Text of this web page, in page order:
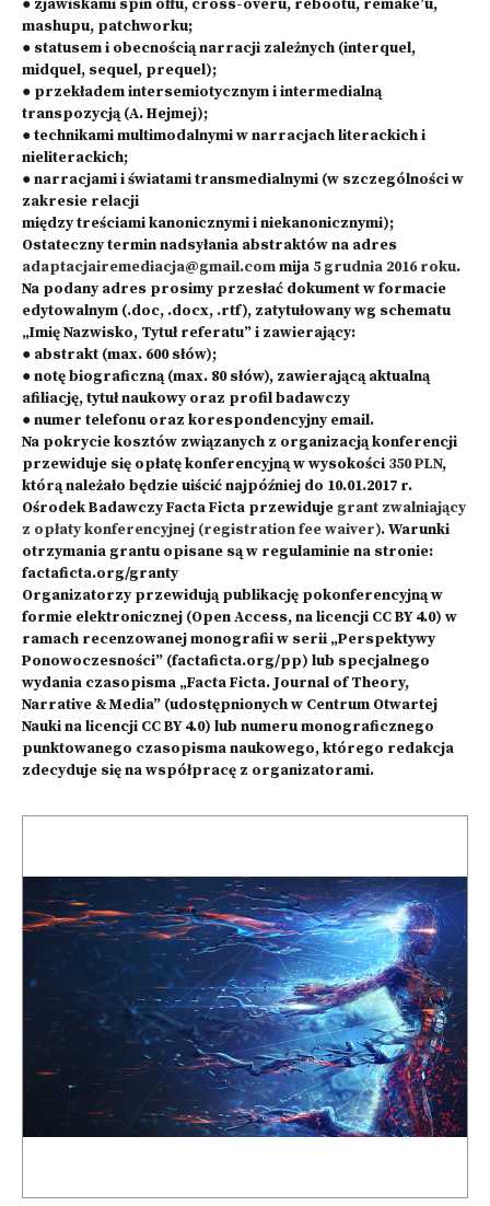
● zjawiskami spin offu, cross-overu, rebootu, remake’u,
mashupu, patchworku;
● statusem i obecnością narracji zależnych (interquel,
midquel, sequel, prequel);
● przekładem intersemiotycznym i intermedialną
transpozycją (A. Hejmej);
● technikami multimodalnymi w narracjach literackich i
nieliterackich;
● narracjami i światami transmedialnymi (w szczególności w
zakresie relacji
między treściami kanonicznymi i niekanonicznymi);
Ostateczny termin nadsyłania abstraktów na adres
adaptacjairemediacja@gmail.commija 5 grudnia 2016 roku.
Na podany adres prosimy przesłać dokument w formacie
edytowalnym (.doc, .docx, .rtf), zatytułowany wg schematu
„Imię Nazwisko, Tytuł referatu” i zawierający:
● abstrakt (max. 600 słów);
● notę biograficzną (max. 80 słów), zawierającą aktualną
afiliację, tytuł naukowy oraz profil badawczy
● numer telefonu oraz korespondencyjny email.
Na pokrycie kosztów związanych z organizacją konferencji
przewiduje się opłatę konferencyjną w wysokości 350 PLN,
którą należało będzie uiścić najpóźniej do 10.01.2017 r.
Ośrodek Badawczy Facta Ficta przewiduje grant zwalniający
z opłatykonferencyjnej (registration fee waiver). Warunki
otrzymania grantu opisane są w regulaminie na stronie:
factaficta.org/granty
Organizatorzy przewidują publikację pokonferencyjną w
formie elektronicznej (Open Access, na licencji CC BY 4.0) w
ramach recenzowanej monografii w serii „Perspektywy
Ponowoczesności” (factaficta.org/pp) lub specjalnego
wydania czasopisma „Facta Ficta. Journal of Theory,
Narrative & Media” (udostępnionych w Centrum Otwartej
Nauki na licencji CC BY 4.0) lub numeru monograficznego
punktowanego czasopisma naukowego, którego redakcja
zdecyduje się na współpracę z organizatorami.